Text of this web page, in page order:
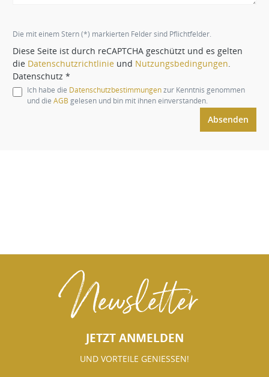
Die mit einem Stern (*) markierten Felder sind Pflichtfelder.
Diese Seite ist durch reCAPTCHA geschützt und es gelten
die Datenschutzrichtlinie und Nutzungsbedingungen
Datenschutz *
Ich habe die Datenschutzbestimmungenzur Kenntnis genommen
und die AGB gelesen und bin mit ihnen einverstanden.
Absenden
Newsletter
JETZT ANMELDEN
UND VORTEILE GENIESSEN!